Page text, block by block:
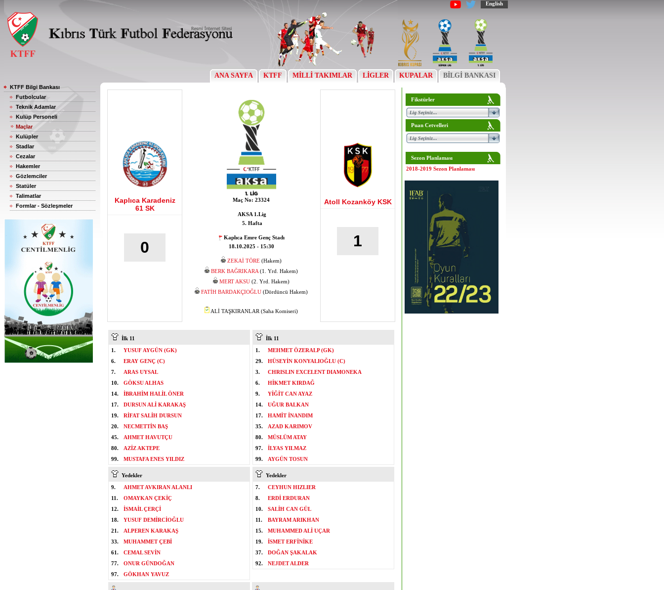
English
ANA SAYFA KTFF MİLLİ TAKIMLAR LİGLER KUPALAR BİLGİ BANKASI
KTFF Bilgi Bankası
Futbolcular
Teknik Adamlar
Kulüp Personeli
Maçlar
Kulüpler
Stadlar
Cezalar
Hakemler
Gözlemciler
Statüler
Talimatlar
Formlar - Sözleşmeler
Kaplıca Karadeniz
61 SK
0
Maç No: 23324
AKSA 1.Lig
5. Hafta
Kaplıca Emre Genç Stadı
18.10.2025 - 15:30
ZEKAİ TÖRE (Hakem)
BERK BAĞRIKARA (1. Yrd. Hakem)
MERT AKSU (2. Yrd. Hakem)
FATİH BARDAKÇIOĞLU (Dördüncü Hakem)
ALİ TAŞKIRANLAR (Saha Komiseri)
Atoll Kozanköy KSK
1
İlk 11
1.
YUSUF AYGÜN (GK)
6.
ERAY GENÇ (C)
7.
ARAS UYSAL
10.
GÖKSU ALHAS
14.
İBRAHİM HALİL ÖNER
17.
DURSUN ALİ KARAKAŞ
19.
RİFAT SALİH DURSUN
20.
NECMETTİN BAŞ
45.
AHMET HAVUTÇU
80.
AZİZ AKTEPE
99.
MUSTAFA ENES YILDIZ
İlk 11
1.
MEHMET ÖZERALP (GK)
29.
HÜSEYİN KONYALIOĞLU (C)
3.
CHRISLIN EXCELENT DIAMONEKA
6.
HİKMET KIRDAĞ
9.
YİĞİT CAN AYAZ
14.
UĞUR BALKAN
17.
HAMİT İNANDIM
35.
AZAD KARIMOV
80.
MÜSLÜM ATAY
97.
İLYAS YILMAZ
99.
AYGÜN TOSUN
Yedekler
9.
AHMET AVKIRAN ALANLI
11.
OMAYKAN ÇEKİÇ
12.
İSMAİL ÇERÇİ
18.
YUSUF DEMİRCİOĞLU
21.
ALPEREN KARAKAŞ
33.
MUHAMMET ÇEBİ
61.
CEMAL SEVİN
77.
ONUR GÜNDOĞAN
97.
GÖKHAN YAVUZ
Yedekler
7.
CEYHUN HIZLIER
8.
ERDİ ERDURAN
10.
SALİH CAN GÜL
11.
BAYRAM ARIKHAN
15.
MUHAMMED ALİ UÇAR
19.
İSMET ERFİNİKE
37.
DOĞAN ŞAKALAK
92.
NEJDET ALDER
Fikstürler
Puan Cetvelleri
Sezon Planlaması
2018-2019 Sezon Planlaması